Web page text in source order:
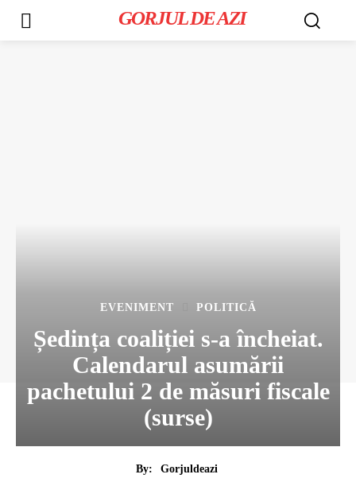
GORJUL DE AZI
EVENIMENT POLITICĂ
Ședința coaliției s-a încheiat.
Calendarul asumării
pachetului 2 de măsuri fiscale
(surse)
By:
Gorjuldeazi